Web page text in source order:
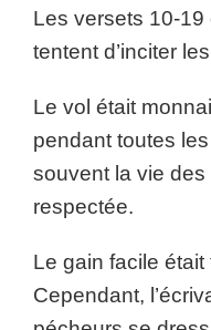
Les versets 10-
tentent d’inciter
Le vol était
pendant toutes
souvent la vie des
respectée.
Le gain facile était
Cependant,